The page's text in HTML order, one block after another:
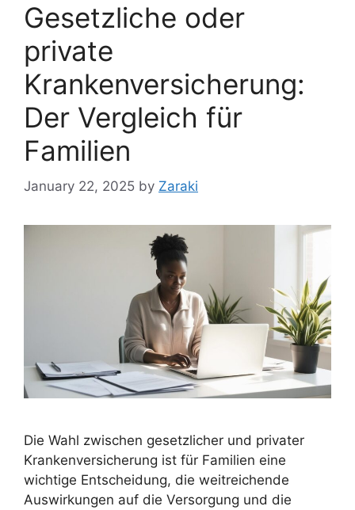
Gesetzliche oder
private
Krankenversicherung:
Der Vergleich für
Familien
January 22, 2025 by Zaraki
Die Wahl zwischen gesetzlicher und privater
Krankenversicherung ist für Familien eine
wichtige Entscheidung, die weitreichende
Auswirkungen auf die Versorgung und die